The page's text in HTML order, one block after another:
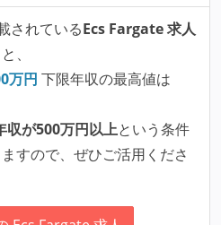
されているEcs Fargate 求人
、
万円 下限年収の最高値は
収が500万円以上という条件
すので、ぜひご活用くださ